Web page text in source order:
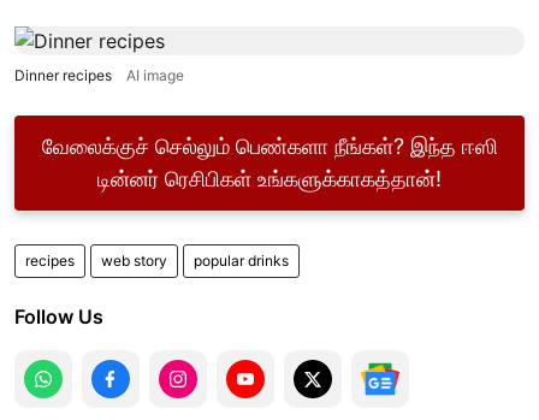
Dinner recipes AI image
வேலைக்குச் செல்லும் பெண்களா நீங்கள்? இந்த ஈஸி
டின்னர் ரெசிபிகள் உங்களுக்காகத்தான்!
recipes web story popular drinks
Follow Us